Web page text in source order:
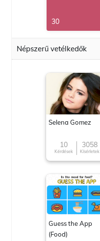
30
Népszerű vetélkedők
Selena Gomez
10
Kérdések
3058
Kísérletek
Guess the App
(Food)